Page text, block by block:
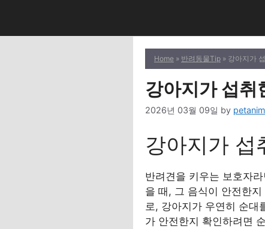
content
Home » 반려동물Tip » 강아지가
강아지가 섭취
2026년 03월 09일 by
강아지가 섭
반려견을 키우는 보호자
을 때, 그 음식이 안전한
로, 강아지가 우연히 순대
가 안전한지 확인하려면